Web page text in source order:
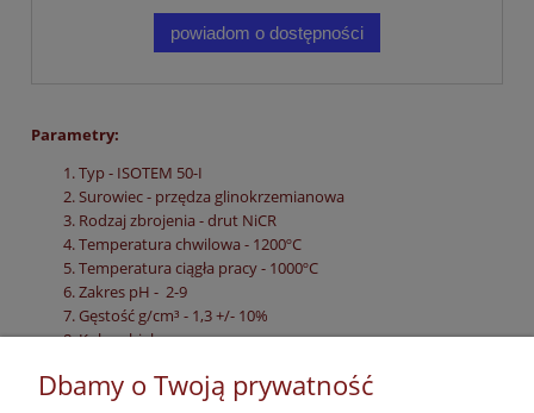
powiadom o dostępności
Parametry:
Typ - ISOTEM 50-I
Surowiec - przędza glinokrzemianowa
Rodzaj zbrojenia - drut NiCR
Temperatura chwilowa - 1200ºC
Temperatura ciągła pracy - 1000ºC
Zakres pH - 2-9
Gęstość g/cm³ - 1,3 +/- 10%
Kolor - biały
Zastosowanie:
Dbamy o Twoją prywatność